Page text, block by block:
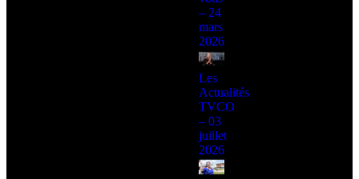
– 24
mars
2026
Les
Actualités
TVCO
– 03
juillet
2026